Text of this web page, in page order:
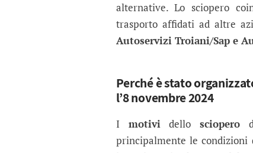
alternative. Lo sciopero
trasporto affidati ad altre
Autoservizi Troiani/Sap e
Perché è stato
l’8 novembre 2024
I motividellosciopero
principalmente le